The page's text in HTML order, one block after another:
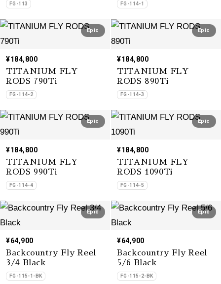
FG-113 FG-114-1
Epic
¥184,800
TITANIUM FLY
RODS 790Ti
FG-114-2
Epic
¥184,800
TITANIUM FLY
RODS 890Ti
FG-114-3
Epic
¥184,800
TITANIUM FLY
RODS 990Ti
FG-114-4
Epic
¥184,800
TITANIUM FLY
RODS 1090Ti
FG-114-5
Epic
¥64,900
Backcountry Fly Reel
3/4 Black
FG-115-1-BK
Epic
¥64,900
Backcountry Fly Reel
5/6 Black
FG-115-2-BK